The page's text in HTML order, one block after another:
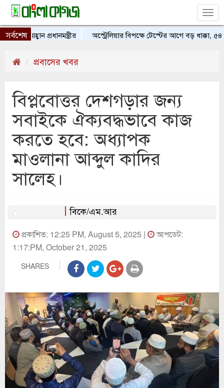
সর্বশেষ
আহ্বান প্রধানমন্ত্রীর অস্ট্রেলিয়ার বিপক্ষে টেস্টের আগে বড় ধাক্কা, ৫৪
প্রবাসের খবর
বিপ্লবোত্তর দেশগড়ার জন্য
সবাইকে ঐক্যবদ্ধভাবে কাজ
করতে হবে: অধ্যাপক
মাওলানা আব্দুল কাদির
সালেহ।
বিকে/এম.আর
প্রকাশিত: 12:25 PM, August 5, 2025 |
আপডেট:
1:17:PM, October 21, 2025
SHARES